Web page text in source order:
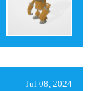
Jul 08, 2024